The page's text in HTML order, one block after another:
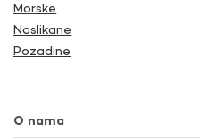
Morske
Naslikane
Pozadine
O nama